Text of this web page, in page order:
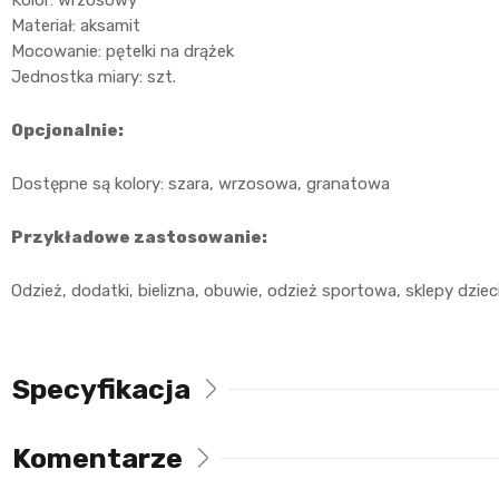
Materiał: aksamit
Mocowanie: pętelki na drążek
Jednostka miary: szt.
Opcjonalnie:
Dostępne są kolory: szara, wrzosowa, granatowa
Przykładowe zastosowanie:
Odzież, dodatki, bielizna, obuwie, odzież sportowa, sklepy
Specyfikacja
Komentarze